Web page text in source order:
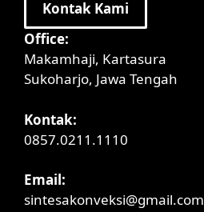
Kontak Kami
Office:
Makamhaji, Kartasura
Sukoharjo, Jawa Tengah
Kontak:
0857.0211.1110
Email:
sintesakonveksi@gmail.com